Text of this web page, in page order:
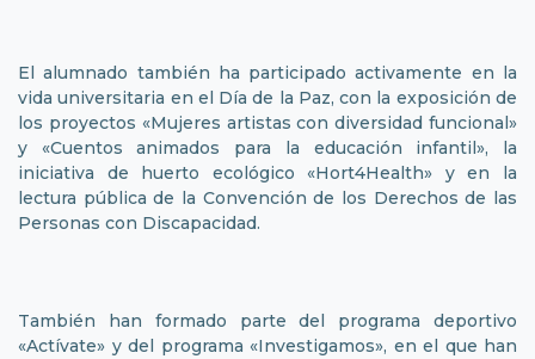
El alumnado también ha participado activamente en la
vida universitaria en el Día de la Paz, con la exposición de
los proyectos «Mujeres artistas con diversidad funcional»
y «Cuentos animados para la educación infantil», la
iniciativa de huerto ecológico «Hort4Health» y en la
lectura pública de la Convención de los Derechos de las
Personas con Discapacidad.
También han formado parte del programa deportivo
«Actívate» y del programa «Investigamos», en el que han